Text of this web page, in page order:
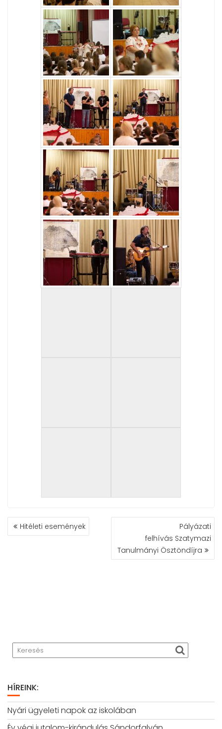
BEJEGYZÉS
NAVIGÁCIÓ
Hitéleti események
Pályázati
felhívás Szatymazi
Tanulmányi Ösztöndíjra
HÍREINK:
Nyári ügyeleti napok az iskolában